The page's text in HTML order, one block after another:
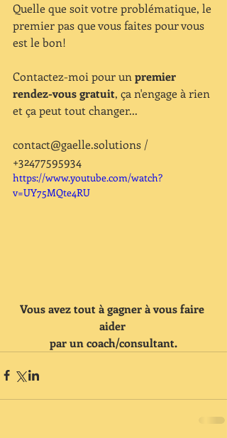
Quelle que soit votre problématique, le
premier pas que vous faites pour vous
est le bon!
Contactez-moi pour un premier
rendez-vous gratuit, ça n'engage à rien
et ça peut tout changer...
contact@gaelle.solutions /
+32477595934
https://www.youtube.com/watch?
v=UY75MQte4RU
Vous avez tout à gagner à vous faire
aider
par un coach/consultant.